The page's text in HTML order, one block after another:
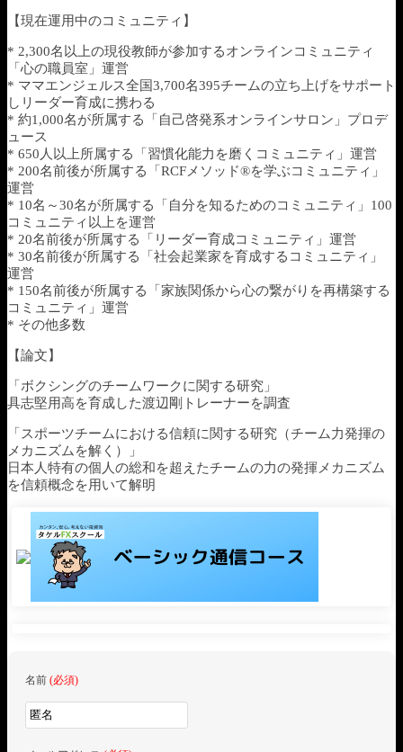
【現在運用中のコミュニティ】
* 2,300名以上の現役教師が参加するオンラインコミュニティ
「心の職員室」運営
* ママエンジェルス全国3,700名395チームの立ち上げをサポート
しリーダー育成に携わる
* 約1,000名が所属する「自己啓発系オンラインサロン」プロデ
ュース
* 650人以上所属する「習慣化能力を磨くコミュニティ」運営
* 200名前後が所属する「RCFメソッド®︎を学ぶコミュニティ」
運営
* 10名～30名が所属する「自分を知るためのコミュニティ」100
コミュニティ以上を運営
* 20名前後が所属する「リーダー育成コミュニティ」運営
* 30名前後が所属する「社会起業家を育成するコミュニティ」
運営
* 150名前後が所属する「家族関係から心の繋がりを再構築する
コミュニティ」運営
* その他多数
【論文】
「ボクシングのチームワークに関する研究」
具志堅用高を育成した渡辺剛トレーナーを調査
「スポーツチームにおける信頼に関する研究（チーム力発揮の
メカニズムを解く）」
日本人特有の個人の総和を超えたチームの力の発揮メカニズム
を信頼概念を用いて解明
名前 (必須)